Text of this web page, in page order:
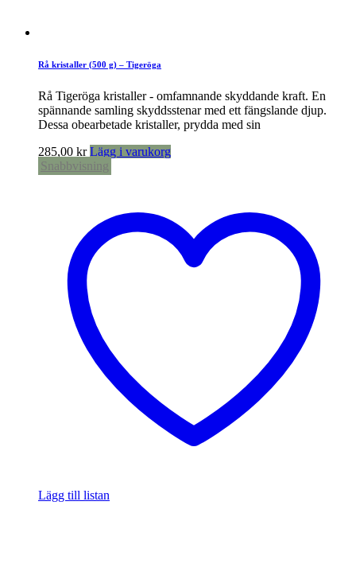
Rå kristaller (500 g) – Tigeröga
Rå Tigeröga kristaller - omfamnande skyddande kraft. En
spännande samling skyddsstenar med ett fängslande djup.
Dessa obearbetade kristaller, prydda med sin
285,00 kr Lägg i varukorg
Snabbvisning
Lägg till listan